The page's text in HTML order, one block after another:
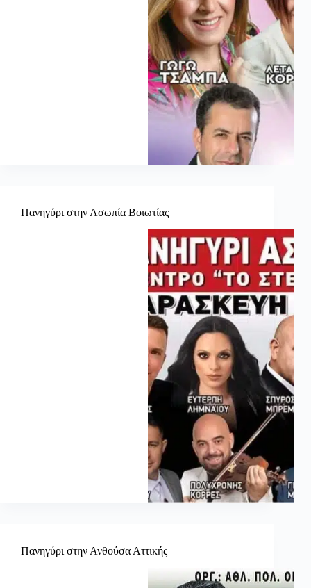
Πανηγύρι στην Ασωπία Βοιωτίας
Πανηγύρι στην Ανθούσα Αττικής